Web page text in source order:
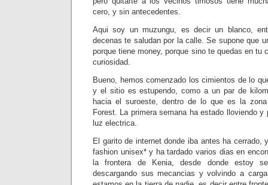
cero, y sin antecedentes.
Aqui soy un muzungu, es decir un blanco,
decenas te saludan por la calle. Se supone que
porque tiene money, porque sino te quedas en tu
curiosidad.
Bueno, hemos comenzado los cimientos de lo
y el sitio es estupendo, como a un par de
hacia el suroeste, dentro de lo que es la
Forest. La primera semana ha estado lloviendo
luz electrica.
El garito de internet donde iba antes ha cerrado,
fashion unisex* y ha tardado varios dias en
la frontera de Kenia, desde donde estoy
descargando sus mecancias y volvindo a